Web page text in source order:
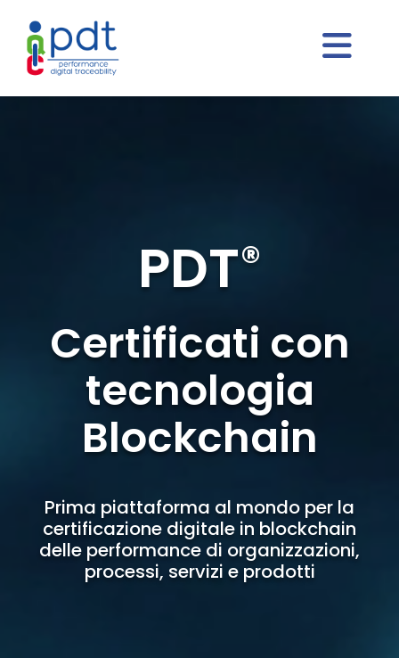
PDT®
Certificati con
tecnologia
Blockchain
Prima piattaforma al mondo per la
certificazione digitale in blockchain
delle performance di organizzazioni,
processi, servizi e prodotti